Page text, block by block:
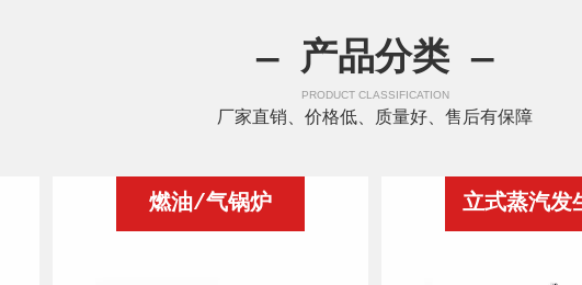
— 产品分类 —
PRODUCT CLASSIFICATION
厂家直销、价格低、质量好、售后有保障
燃油/气锅炉 立式蒸汽发